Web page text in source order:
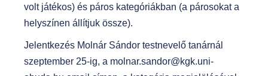
volt játékos) és páros kategóriákban (a párosokat a
helyszínen állítjuk össze).
Jelentkezés Molnár Sándor testnevelő tanárnál
szeptember 25-ig, a molnar.sandor@kgk.uni-